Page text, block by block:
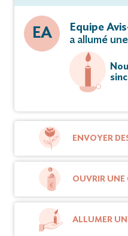
EA
Equipe
a allumé
ENVOYER
OUVRIR UNE
ALLUMER